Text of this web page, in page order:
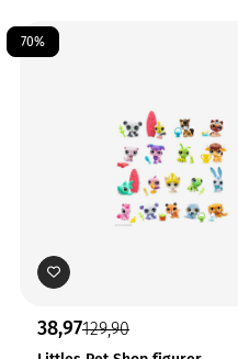
70%
38,97129,90